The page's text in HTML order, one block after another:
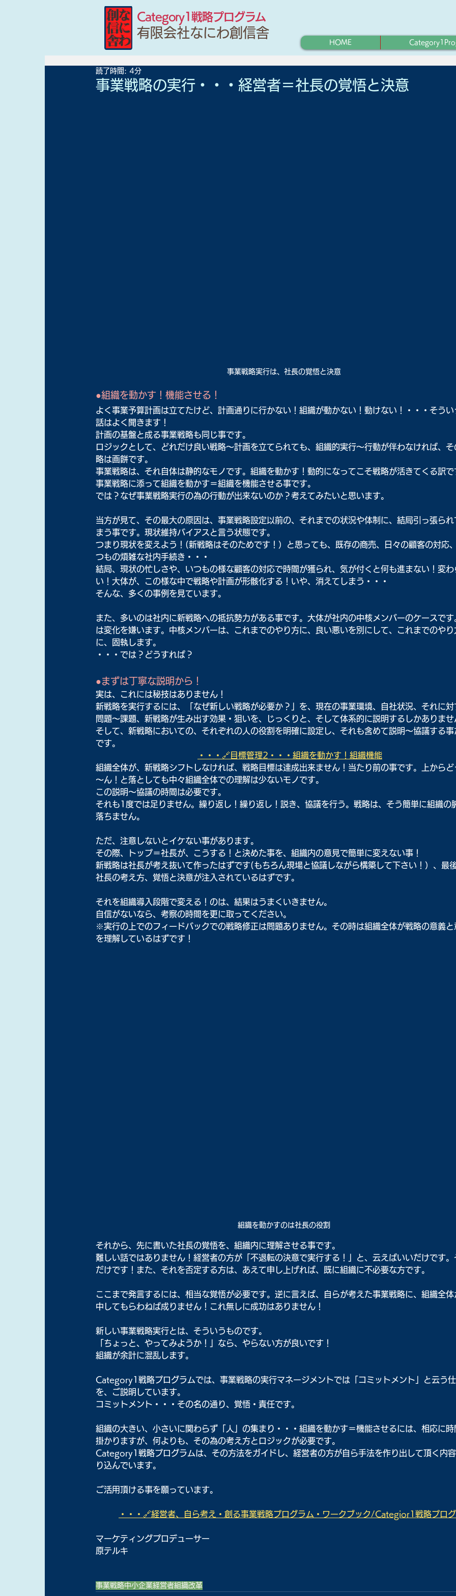
Category1戦略プログラム
有限会社なにわ創信舎
HOME
事業戦略の実行・・・経営者＝社長の覚悟と決意
読了時間: 4分
事業戦略実行は、社長の覚悟と決意
●組織を動かす！機能させる！
よく事業予算計画は立てたけど、計画通りに行かない！組織が動かない！動けない！・・・そうい
話はよく聞きます！
計画の基盤と成る事業戦略も同じ事です。
ロジックとして、どれだけ良い戦略～計画を立てられても、組織的実行～行動が伴わなければ、そ
略は画餅です。
事業戦略は、それ自体は静的なモノです。組織を動かす！動的になってこそ戦略が活きてくる訳で
事業戦略に添って組織を動かす＝組織を機能させる事です。
では？なぜ事業戦略実行の為の行動が出来ないのか？考えてみたいと思います。
当方が見て、その最大の原因は、事業戦略設定以前の、それまでの状況や体制に、結局引っ張られ
まう事です。現状維持バイアスと言う状態です。
つまり現状を変えよう！(新戦略はそのためです！）と思っても、既存の商売、日々の顧客の対応
つもの煩雑な社内手続き・・・
結局、現状の忙しさや、いつもの様な顧客の対応で時間が獲られ、気が付くと何も進まない！変わ
い！大体が、この様な中で戦略や計画が形骸化する！いや、消えてしまう・・・
そんな、多くの事例を見ています。
また、多いのは社内に新戦略への抵抗勢力がある事です。大体が社内の中核メンバーのケースです
は変化を嫌います。中核メンバーは、これまでのやり方に、良い悪いを別にして、これまでのやり
に、固執します。
・・・では？どうすれば？
●まずは丁寧な説明から！
実は、これには秘技はありません！
新戦略を実行するには、「なぜ新しい戦略が必要か？」を、現在の事業環境、自社状況、それに対
問題～課題、新戦略が生み出す効果・狙いを、じっくりと、そして体系的に説明するしかありませ
そして、新戦略においての、それぞれの人の役割を明確に設定し、それも含めて説明～協議する事
です。
・・・🔗目標管理2・・・組織を動かす！組織機能
組織全体が、新戦略シフトしなければ、戦略目標は達成出来ません！当たり前の事です。上からど
～ん！と落としても中々組織全体での理解は少ないモノです。
この説明～協議の時間は必要です。
それも1度では足りません。繰り返し！繰り返し！説き、協議を行う。戦略は、そう簡単に組織の
落ちません。
ただ、注意しないとイケない事があります。
その際、トップ＝社長が、こうする！と決めた事を、組織内の意見で簡単に変えない事！
新戦略は社長が考え抜いて作ったはずです(もちろん現場と協議しながら構築して下さい！）、最
社長の考え方、覚悟と決意が注入されているはずです。
それを組織導入段階で変える！のは、結果はうまくいきません。
自信がないなら、考察の時間を更に取ってください。
※実行の上でのフィードバックでの戦略修正は問題ありません。その時は組織全体が戦略の意義と
を理解しているはずです！
組織を動かすのは社長の役割
それから、先に書いた社長の覚悟を、組織内に理解させる事です。
難しい話ではありません！経営者の方が「不退転の決意で実行する！」と、云えばいいだけです。
だけです！また、それを否定する方は、あえて申し上げれば、既に組織に不必要な方です。
ここまで発言するには、相当な覚悟が必要です。逆に言えば、自らが考えた事業戦略に、組織全体
中してもらわねば成りません！これ無しに成功はありません！
新しい事業戦略実行とは、そういうものです。
「ちょっと、やってみようか！」なら、やらない方が良いです！
組織が余計に混乱します。
Category1戦略プログラムでは、事業戦略の実行マネージメントでは「コミットメント」と云う
を、ご説明しています。
コミットメント・・・その名の通り、覚悟・責任です。
組織の大きい、小さいに関わらず「人」の集まり・・・組織を動かす＝機能させるには、相応に時
掛かりますが、何よりも、その為の考え方とロジックが必要です。
Category1戦略プログラムは、その方法をガイドし、経営者の方が自ら手法を作り出して頂く内
り込んでいます。
ご活用頂ける事を願っています。
・・・🔗経営者、自ら考え・創る事業戦略プログラム・ワークブック/Categior1戦略プロ
マーケティングプロデューサー
原テルキ
事業戦略中小企業経営者組織改革